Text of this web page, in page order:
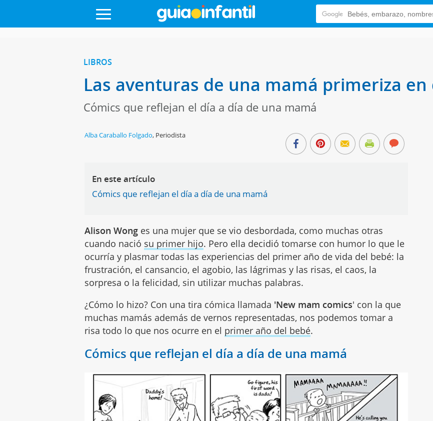
LIBROS
Las aventuras de una mamá primeriza en
Cómics que reflejan el día a día de una mamá
Alba Caraballo Folgado, Periodista
En este artículo
Cómics que reflejan el día a día de una mamá
Alison Wong es una mujer que se vio desbordada, como muchas otras
cuando nació su primer hijo. Pero ella decidió tomarse con humor lo que le
ocurría y plasmar todas las experiencias del primer año de vida del bebé: la
frustración, el cansancio, el agobio, las lágrimas y las risas, el caos, la
sorpresa o la felicidad, sin utilizar muchas palabras.
¿Cómo lo hizo? Con una tira cómica llamada 'New mam comics' con la que
muchas mamás además de vernos representadas, nos podemos tomar a
risa todo lo que nos ocurre en el primer año del bebé.
Cómics que reflejan el día a día de una mamá